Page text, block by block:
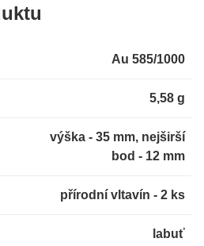
Au 585/1000
5,58 g
výška - 35 mm, nejširší
bod - 12 mm
přírodní vltavín - 2 ks
labuť